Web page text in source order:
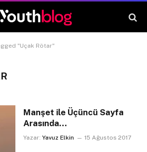
"Uçak Rötar"
Manşet ile Üçüncü Sayfa
Arasında…
Yazar: Yavuz Elkin 15 Ağustos 2017